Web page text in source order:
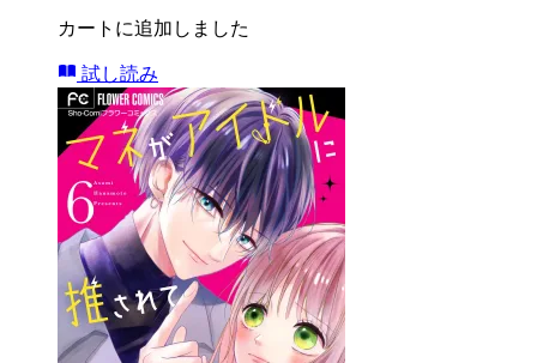
カートに追加しました
試し読み